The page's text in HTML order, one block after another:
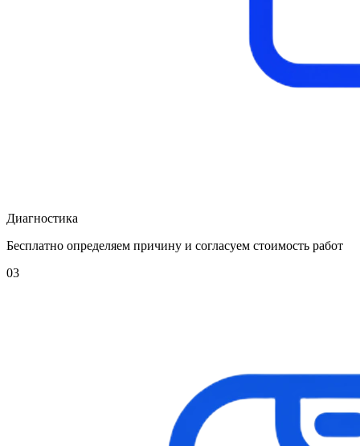
Диагностика
Бесплатно определяем причину и согласуем стоимость работ
03